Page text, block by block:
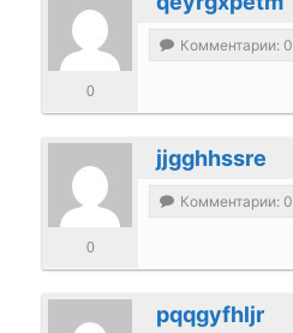
0
Комментарии: 0
jjgghhssre
0
Комментарии: 0
pqqgyfhljr